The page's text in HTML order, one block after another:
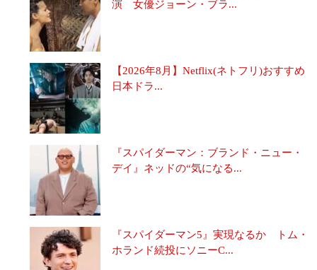
演 女優ジョーン・ブラ...
【2026年8月】Netflix(ネトフリ)おすすめ
日本ドラ...
『スパイダーマン：ブランド・ニュー・
デイ』ネッドの“気になる...
『スパイダーマン5』実現なるか トム・
ホランド続投にソニーC...